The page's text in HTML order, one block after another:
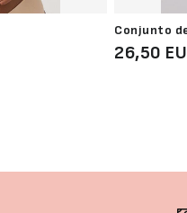
Conjunto
26,50